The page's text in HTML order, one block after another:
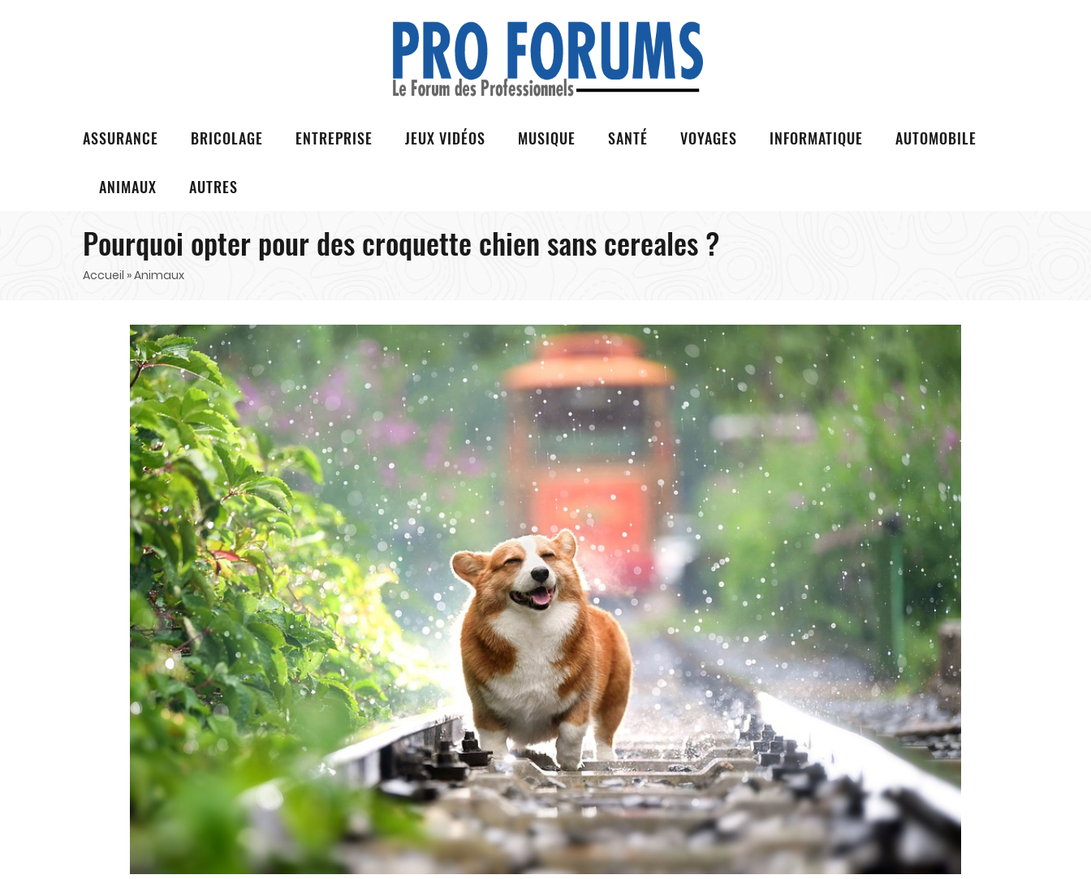
ASSURANCE BRICOLAGE ENTREPRISE JEUX VIDÉOS MUSIQUE SANTÉ VOYAGES INFORMATIQUE AUTOMOBILE
ANIMAUX AUTRES
Pourquoi opter pour des croquette chien sans cereales ?
Accueil » Animaux